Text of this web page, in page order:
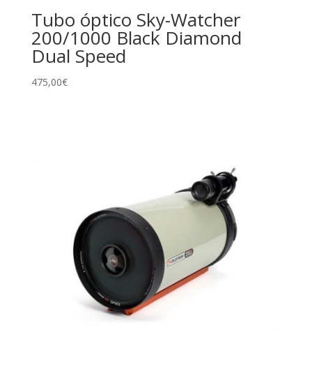
Tubo óptico Sky-Watcher
200/1000 Black Diamond
Dual Speed
475,00€